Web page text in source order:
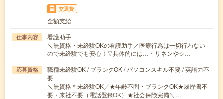
交通費
全額支給
仕事内容
看護助手
＼無資格・未経験OKの看護助手／医療行為は一切行わない
ので未経験でも安心！▽具体的には…・リネンやシ…
応募資格
職種未経験OK / ブランクOK / パソコンスキル不要 / 英語力不
要
＼無資格＊未経験OK／★年齢不問・ブランクOK★履歴書不
要・来社不要（電話登録OK）★社会保険完備＼…